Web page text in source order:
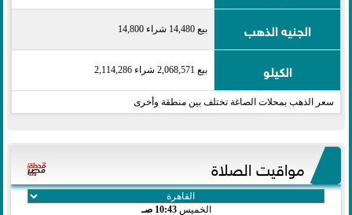
الجنيه الذهب بيع 14,480 شراء 14,800
الكيلو بيع 2,068,571 شراء 2,114,286
سعر الذهب بمحلات الصاغة تختلف بين منطقة وأخرى
مواقيت الصلاة
الخميس10:43 صـ